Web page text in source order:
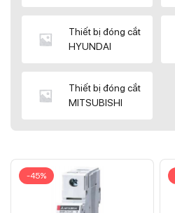
Thiết bị đóng cắt
HYUNDAI
Thiết bị đóng cắt
MITSUBISHI
-45%